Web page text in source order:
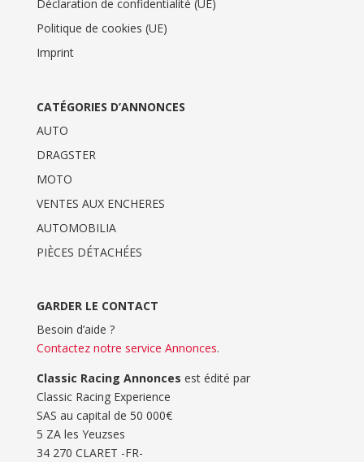
Déclaration de confidentialité (UE)
Politique de cookies (UE)
Imprint
CATÉGORIES D’ANNONCES
AUTO
DRAGSTER
MOTO
VENTES AUX ENCHERES
AUTOMOBILIA
PIÈCES DÉTACHÉES
GARDER LE CONTACT
Besoin d’aide ?
Contactez notre service Annonces.
Classic Racing Annonces est édité par
Classic Racing Experience
SAS au capital de 50 000€
5 ZA les Yeuzses
34 270 CLARET -FR-